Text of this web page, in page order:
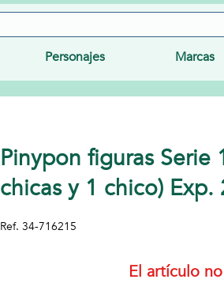
Personajes Marcas
Pinypon figuras Serie
chicas y 1 chico) Exp.
Ref. 34-716215
El artículo